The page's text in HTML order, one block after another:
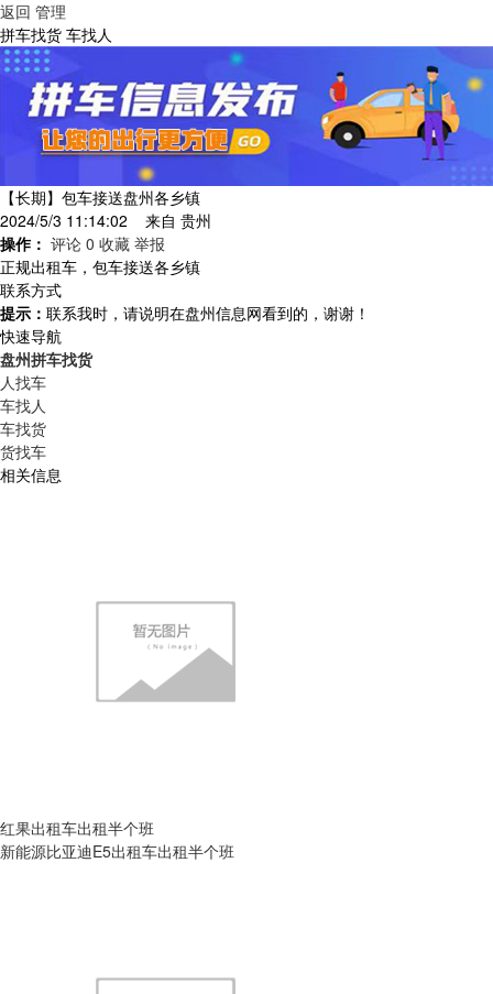
返回 管理
拼车找货 车找人
【长期】包车接送盘州各乡镇
2024/5/3 11:14:02 来自 贵州
操作： 评论 0 收藏 举报
正规出租车，包车接送各乡镇
联系方式
提示： 联系我时，请说明在盘州信息网看到的，谢谢！
快速导航
盘州拼车找货
人找车
车找人
车找货
货找车
相关信息
红果出租车出租半个班
新能源比亚迪E5出租车出租半个班